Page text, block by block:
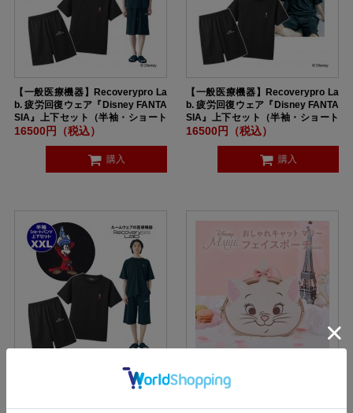
【一般医療機器】Recoverypro La
b. 疲労回復ウェア『Disney FANTA
SIA』上下セット（半袖・ショート
パンツ）ユニセックス Lサイズ BLA
16500円（税込）
購入
【一般医療機器】Recoverypro La
b. 疲労回復ウェア『Disney FANTA
SIA』上下セット（半袖・ショート
パンツ）ユニセックス XLサイズ BL
16500円（税込）
購入
【一般医療機器】Recoverypro La
b. 疲労回復ウェア『Disney FANTA
【SALE】Disney おしゃれキャッ
ト マリー フェイスポーチBOOK